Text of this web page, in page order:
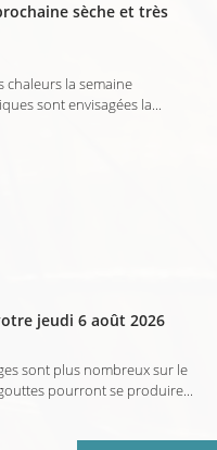
sèche et très
chaleurs la semaine
sont envisagées la...
jeudi 6 août 2026
sont plus nombreux sur le
pourront se produire...